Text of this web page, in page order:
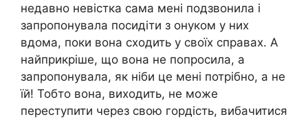
недавно невістка сама мені подзвонила і
запропонувала посидіти з онуком у них
вдома, поки вона сходить у своїх справах. А
найприкріше, що вона не попросила, а
запропонувала, як ніби це мені потрібно, а не
їй! Тобто вона, виходить, не може
переступити через свою гордість, вибачитися